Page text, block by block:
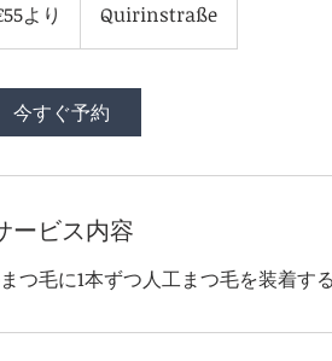
より Quirinstraße
今すぐ予約
ービス内容
つ毛に1本ずつ人工まつ毛を装着する